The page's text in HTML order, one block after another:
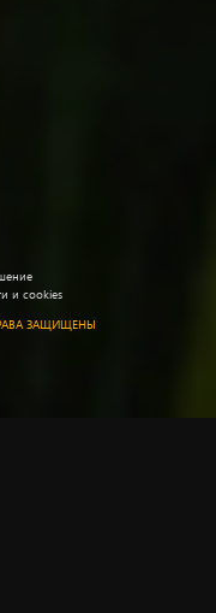
и cookies
ЗАЩИЩЕНЫ